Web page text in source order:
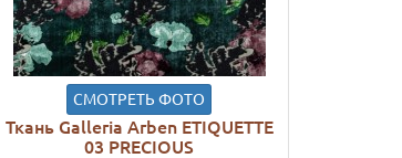
СМОТРЕТЬ ФОТО
Ткань Galleria Arben ETIQUETTE
03 PRECIOUS